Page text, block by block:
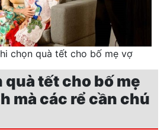
chọn quà tết cho bố mẹ vợ
quà tết cho bố mẹ
mà các rể cần chú